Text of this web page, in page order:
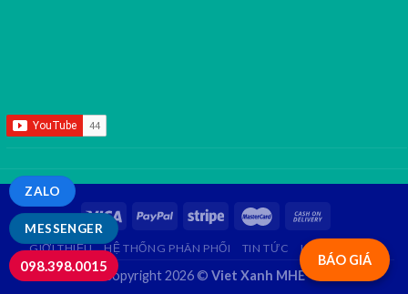
MESSENGER
ZALO
098.398.0015 BÁO GIÁ
GIỚI THIỆU HỆ THỐNG PHÂN PHỐI TIN TỨC LIÊN HỆ
Copyright 2026 © Viet Xanh MHE